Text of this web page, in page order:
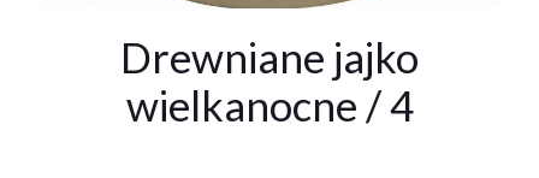
Drewniane jajko
wielkanocne / 4